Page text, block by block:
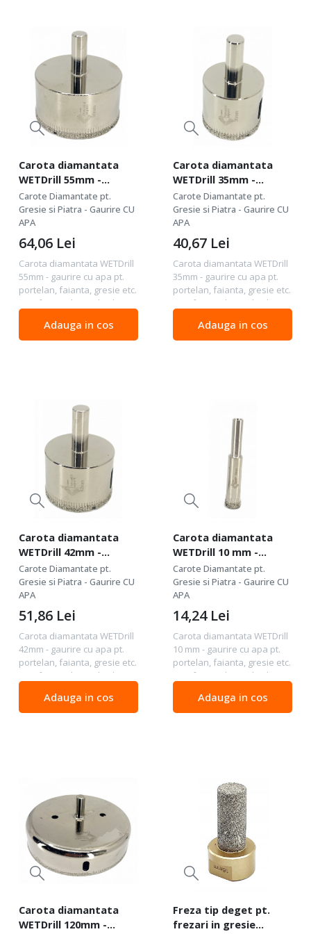
Carota diamantata
WETDrill 55mm -
gaurire cu apa pt.
portelan, faianta,
gresie etc. -
Profesional Standard.
- DXDY.WETDrill.55
Carote Diamantate pt.
Gresie si Piatra - Gaurire CU
APA
Carota diamantata WETDrill
55mm - gaurire cu apa pt.
portelan, faianta, gresie etc.
- Profesional Standard . -
Profesional Standard -
calitate profesionala de
64,06 Lei
Adauga in cos
Carota diamantata
WETDrill 35mm -
gaurire cu apa pt.
portelan, faianta,
gresie etc. -
Profesional Standard.
- DXDY.WETDrill.35
Carote Diamantate pt.
Gresie si Piatra - Gaurire CU
APA
Carota diamantata WETDrill
35mm - gaurire cu apa pt.
portelan, faianta, gresie etc.
- Profesional Standard . -
Profesional Standard -
calitate profesionala de
40,67 Lei
Adauga in cos
Carota diamantata
WETDrill 42mm -
gaurire cu apa pt.
portelan, faianta,
gresie etc. -
Profesional Standard.
- DXDY.WETDrill.42
Carote Diamantate pt.
Gresie si Piatra - Gaurire CU
APA
Carota diamantata WETDrill
42mm - gaurire cu apa pt.
portelan, faianta, gresie etc.
- Profesional Standard -
Profesional Standard -
calitate profesionala de
51,86 Lei
Adauga in cos
Carota diamantata
WETDrill 10 mm -
gaurire cu apa pt.
portelan, faianta,
gresie etc. -
Profesional Standard.
- DXDY.WETDrill.10
Carote Diamantate pt.
Gresie si Piatra - Gaurire CU
APA
Carota diamantata WETDrill
10 mm - gaurire cu apa pt.
portelan, faianta, gresie etc.
- Profesional Standard . -
Profesional Standard -
calitate profesionala de
14,24 Lei
Adauga in cos
Carota diamantata
WETDrill 120mm -
Freza tip deget pt.
frezari in gresie